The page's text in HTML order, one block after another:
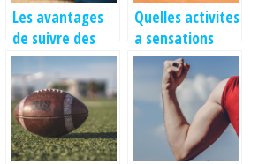
Les avantages
de suivre des
cours de yoga
virtuels en visio
Quelles activites
a sensations
fortes pratiquer
a Dubai ?